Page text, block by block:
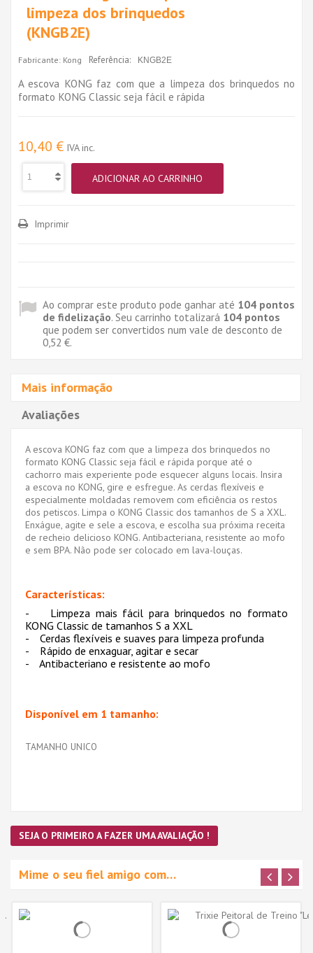
limpeza dos brinquedos
(KNGB2E)
Fabricante: Kong Referência: KNGB2E
A escova KONG faz com que a limpeza dos brinquedos no
formato KONG Classic seja fácil e rápida
10,40 € IVA inc.
ADICIONAR AO CARRINHO
Imprimir
Ao comprar este produto pode ganhar até 104 pontos
de fidelização. Seu carrinho totalizará 104 pontos
que podem ser convertidos num vale de desconto de
0,52 €.
Mais informação
Avaliações
A escova KONG faz com que a limpeza dos brinquedos no
formato KONG Classic seja fácil e rápida porque até o
cachorro mais experiente pode esquecer alguns locais. Insira
a escova no KONG, gire e esfregue. As cerdas flexíveis e
especialmente moldadas removem com eficiência os restos
dos petiscos. Limpa o KONG Classic dos tamanhos de S a XXL.
Enxágue, agite e sele a escova, e escolha sua próxima receita
de recheio delicioso KONG. Antibacteriana, resistente ao mofo
e sem BPA. Não pode ser colocado em lava-louças.
Características:
- Limpeza mais fácil para brinquedos no formato
KONG Classic de tamanhos S a XXL
- Cerdas flexíveis e suaves para limpeza profunda
- Rápido de enxaguar, agitar e secar
- Antibacteriano e resistente ao mofo
Disponível em 1 tamanho:
TAMANHO UNICO
SEJA O PRIMEIRO A FAZER UMA AVALIAÇÃO !
Mime o seu fiel amigo com…